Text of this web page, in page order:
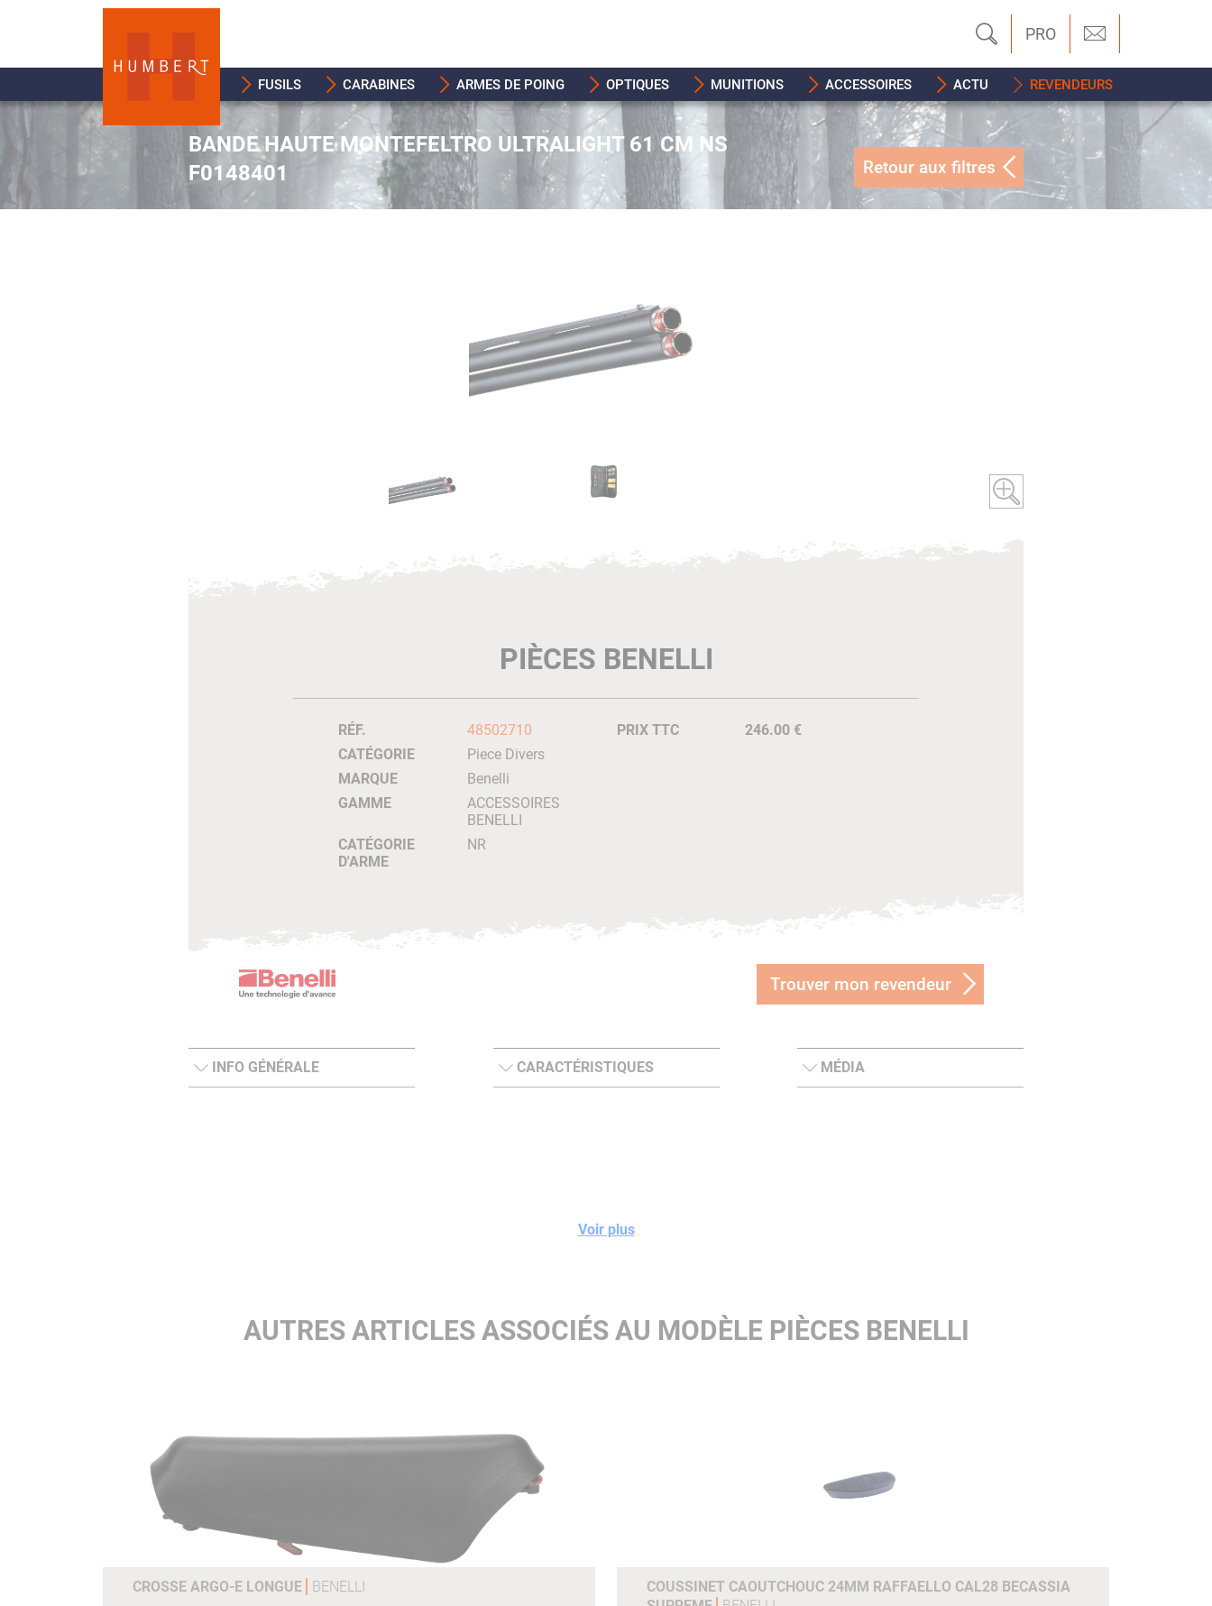
PRO
FUSILS CARABINES ARMES DE POING OPTIQUES MUNITIONS ACCESSOIRES ACTU REVENDEURS
BANDE HAUTE MONTEFELTRO ULTRALIGHT 61 CM NS
F0148401
Retour aux filtres
PIÈCES BENELLI
RÉF.
48502710
CATÉGORIE
Piece Divers
MARQUE
Benelli
GAMME
ACCESSOIRES
BENELLI
CATÉGORIE
D'ARME
NR
PRIX TTC 246.00 €
Trouver mon revendeur
INFO GÉNÉRALE CARACTÉRISTIQUES MÉDIA
Voir plus
AUTRES ARTICLES ASSOCIÉS AU MODÈLE PIÈCES BENELLI
CROSSE ARGO-E LONGUE BENELLI
COUSSINET CAOUTCHOUC 24MM RAFFAELLO CAL28 BECASSIA